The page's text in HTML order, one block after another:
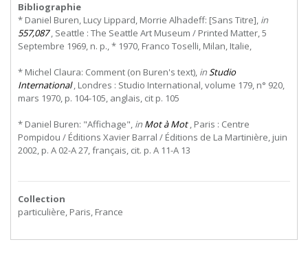
Bibliographie
* Daniel Buren, Lucy Lippard, Morrie Alhadeff: [Sans Titre], in
557,087, Seattle : The Seattle Art Museum / Printed Matter, 5
Septembre 1969, n. p., * 1970, Franco Toselli, Milan, Italie,
* Michel Claura: Comment (on Buren's text), inStudio
International, Londres : Studio International, volume 179, n° 920,
mars 1970, p. 104-105, anglais, cit p. 105
* Daniel Buren: "Affichage", in Mot à Mot, Paris : Centre
Pompidou / Éditions Xavier Barral / Éditions de La Martinière, juin
2002, p. A 02-A 27, français, cit. p. A 11-A 13
Collection
particulière, Paris, France